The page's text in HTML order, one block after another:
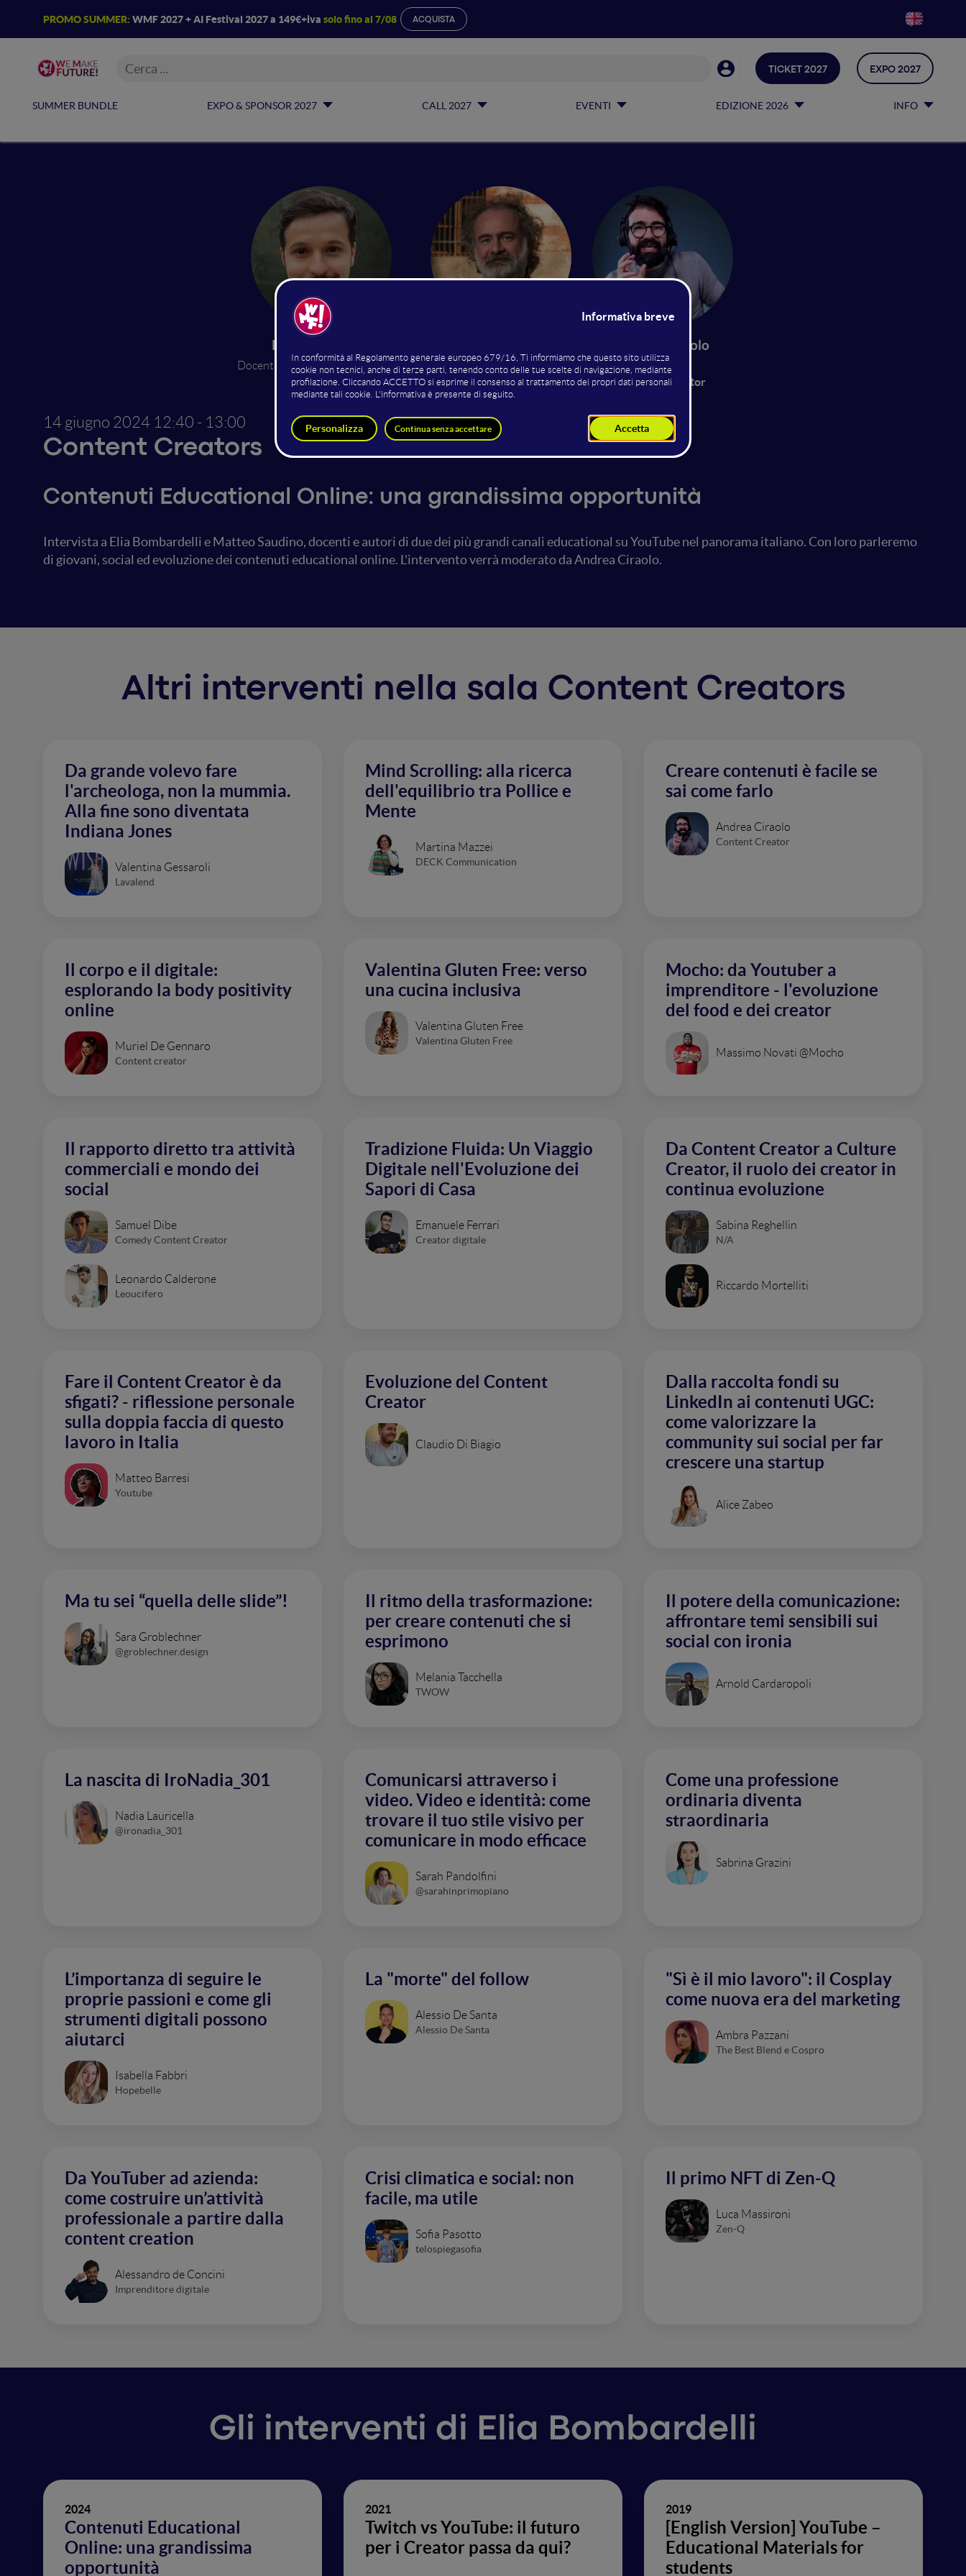
PROMO SUMMER: WMF 2027 + AI Festival 2027 a 149€+iva solo fino al 7/08 ACQUISTA
SUMMER BUNDLE EXPO & SPONSOR 2027 CALL 2027 EVENTI EDIZIONE 2026 INFO
TICKET 2027 EXPO 2027
Elia Bombardelli
Docente di matematica & Content
Creator
Docente di filosofia, scrittore e
Content Creator
Andrea Ciraolo
X
Content Creator
14 giugno 2024 12:40 - 13:00
Content Creators
Contenuti Educational Online: una grandissima opportunità
Intervista a Elia Bombardelli e Matteo Saudino, docenti e autori di due dei più grandi canali educational su YouTube nel panorama italiano. Con loro parleremo
di giovani, social ed evoluzione dei contenuti educational online. L'intervento verrà moderato da Andrea Ciraolo.
Altri interventi nella sala Content Creators
Da grande volevo fare
l'archeologa, non la mummia.
Alla fine sono diventata
Indiana Jones
Valentina Gessaroli
Lavalend
Mind Scrolling: alla ricerca
dell'equilibrio tra Pollice e
Mente
Martina Mazzei
DECK Communication
Creare contenuti è facile se
sai come farlo
Andrea Ciraolo
Content Creator
Il corpo e il digitale:
esplorando la body positivity
online
Muriel De Gennaro
Content creator
Valentina Gluten Free: verso
una cucina inclusiva
Valentina Gluten Free
Valentina Gluten Free
Mocho: da Youtuber a
imprenditore - l'evoluzione
del food e dei creator
Massimo Novati @Mocho
Il rapporto diretto tra attività
commerciali e mondo dei
social
Samuel Dibe
Comedy Content Creator
Leonardo Calderone
Leoucifero
Tradizione Fluida: Un Viaggio
Digitale nell'Evoluzione dei
Sapori di Casa
Emanuele Ferrari
Creator digitale
Da Content Creator a Culture
Creator, il ruolo dei creator in
continua evoluzione
Sabina Reghellin
N/A
Riccardo Mortelliti
Fare il Content Creator è da
sfigati? - riflessione personale
sulla doppia faccia di questo
lavoro in Italia
Matteo Barresi
Youtube
Evoluzione del Content
Creator
Claudio Di Biagio
Dalla raccolta fondi su
LinkedIn ai contenuti UGC:
come valorizzare la
community sui social per far
crescere una startup
Alice Zabeo
Ma tu sei “quella delle slide”!
Sara Groblechner
@groblechner.design
Il ritmo della trasformazione:
per creare contenuti che si
esprimono
Melania Tacchella
TWOW
Il potere della comunicazione:
affrontare temi sensibili sui
social con ironia
Arnold Cardaropoli
La nascita di IroNadia_301
Nadia Lauricella
@ironadia_301
Comunicarsi attraverso i
video. Video e identità: come
trovare il tuo stile visivo per
comunicare in modo efficace
Sarah Pandolfini
@sarahinprimopiano
Come una professione
ordinaria diventa
straordinaria
Sabrina Grazini
L’importanza di seguire le
proprie passioni e come gli
strumenti digitali possono
aiutarci
Isabella Fabbri
Hopebelle
La "morte" del follow
Alessio De Santa
Alessio De Santa
"Sì è il mio lavoro": il Cosplay
come nuova era del marketing
Ambra Pazzani
The Best Blend e Cospro
Da YouTuber ad azienda:
come costruire un’attività
professionale a partire dalla
content creation
Alessandro de Concini
Imprenditore digitale
Crisi climatica e social: non
facile, ma utile
Sofia Pasotto
telospiegasofia
Il primo NFT di Zen-Q
Luca Massironi
Zen-Q
Gli interventi di Elia Bombardelli
2024
Contenuti Educational
Online: una grandissima
opportunità
2021
Twitch vs YouTube: il futuro
per i Creator passa da qui?
2019
[English Version] YouTube –
Educational Materials for
students